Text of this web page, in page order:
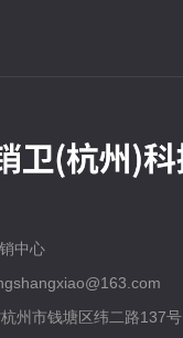
中心
州市钱塘区纬二路137号